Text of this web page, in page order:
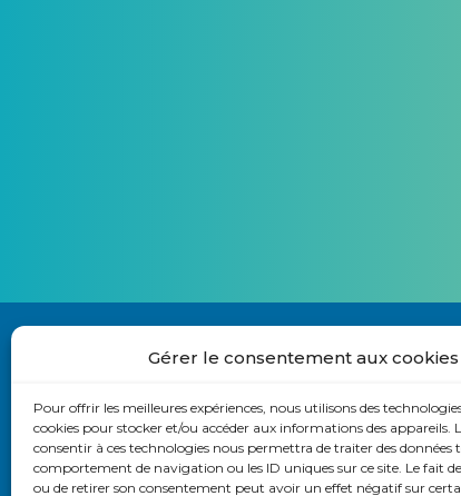
Gérer le consentement aux cookies
Pour offrir les meilleures expériences, nous utilisons des
cookies pour stocker et/ou accéder aux informations des appareils.
consentir à ces technologies nous permettra de traiter des données
comportement de navigation ou les ID uniques sur ce site. Le fait
ou de retirer son consentement peut avoir un effet négatif sur
Nous contacter
S’abonner à la lettre du site